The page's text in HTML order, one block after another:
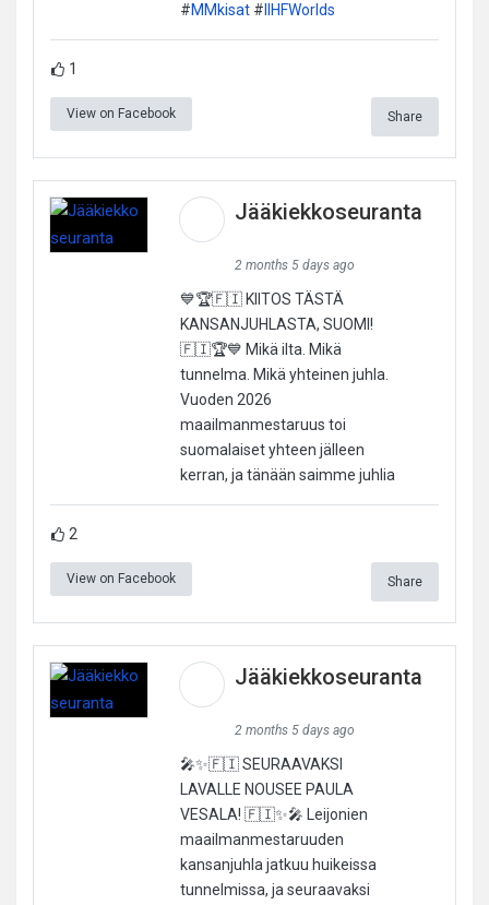
#MMkisat# IIHFWorlds
1
View on Facebook Share
Jääkiekkoseuranta
2 months 5 days ago
💙🏆🇫🇮 KIITOS TÄSTÄ
KANSANJUHLASTA, SUOMI!
🇫🇮🏆💙 Mikä ilta. Mikä
tunnelma. Mikä yhteinen juhla.
Vuoden 2026
maailmanmestaruus toi
suomalaiset yhteen jälleen
kerran, ja tänään saimme juhlia
2
View on Facebook Share
Jääkiekkoseuranta
2 months 5 days ago
🎤✨🇫🇮 SEURAAVAKSI
LAVALLE NOUSEE PAULA
VESALA! 🇫🇮✨🎤 Leijonien
maailmanmestaruuden
kansanjuhla jatkuu huikeissa
tunnelmissa, ja seuraavaksi